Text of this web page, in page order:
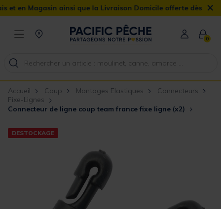
Magasin ainsi que la Livraison Domicile offerte dès 90€ ×
0
Accueil Coup Montages Elastiques
Connecteurs
Fixe-Lignes
Connecteur de ligne coup team france fixe ligne (x2)
DESTOCKAGE